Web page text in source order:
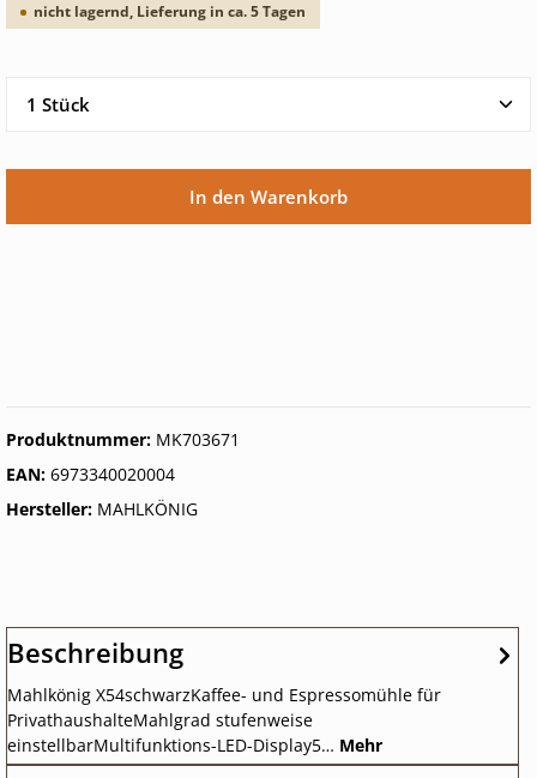
nicht lagernd, Lieferung in ca. 5 Tagen
Produkt Anzahl: Gib den gewünschten Wert ein
In den Warenkorb
Produktnummer: MK703671
EAN: 6973340020004
Hersteller: MAHLKÖNIG
Beschreibung
Mahlkönig X54schwarzKaffee- und Espressomühle für
PrivathaushalteMahlgrad stufenweise
einstellbarMultifunktions-LED-Display5… Mehr